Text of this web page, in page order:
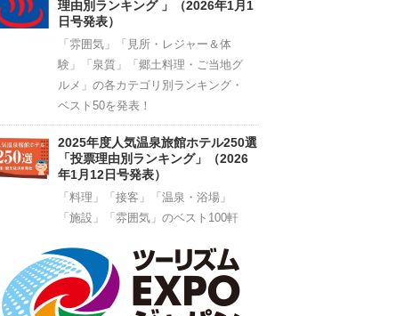
理由別ランキング 」（2026年1月1
日号発表）
「雰囲気」「見所・レジャー＆体
験」「泉質」「郷土料理・ご当地グ
ルメ」の各カテゴリ別ランキング・
ベスト50を発表！
2025年度人気温泉旅館ホテル250選
「投票理由別ランキング」（2026
年1月12日号発表）
「料理」「接客」「温泉・浴場」
「施設」「雰囲気」のベスト100軒